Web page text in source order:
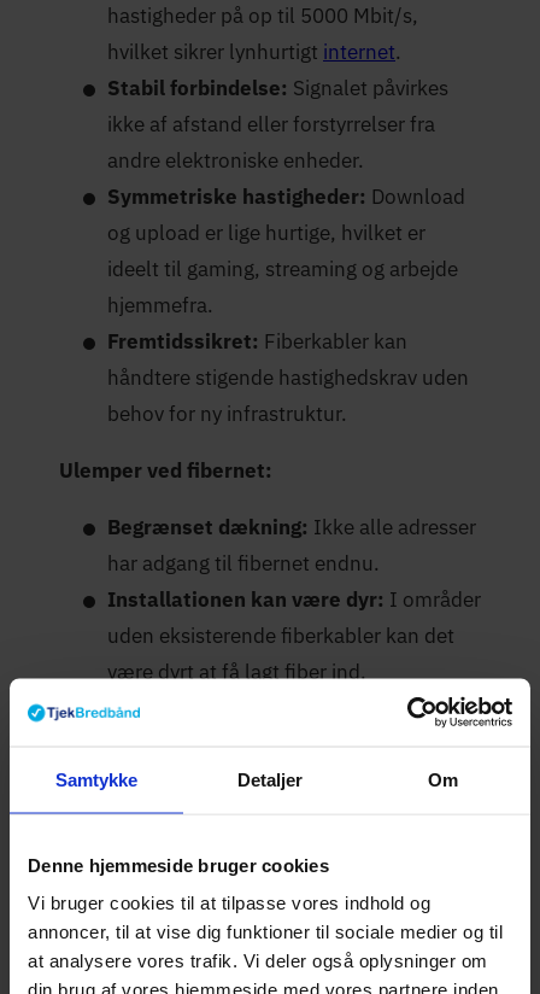
Samtykke Detaljer Om
Denne hjemmeside bruger cookies
Vi bruger cookies til at tilpasse vores indhold og
annoncer, til at vise dig funktioner til sociale medier og til
at analysere vores trafik. Vi deler også oplysninger om
din brug af vores hjemmeside med vores partnere inden
hastigheder på op til 5000 Mbit/s,
hvilket sikrer lynhurtigt internet.
Stabil forbindelse: Signalet påvirkes
ikke af afstand eller forstyrrelser fra
andre elektroniske enheder.
Symmetriske hastigheder: Download
og upload er lige hurtige, hvilket er
ideelt til gaming, streaming og arbejde
hjemmefra.
Fremtidssikret: Fiberkabler kan
håndtere stigende hastighedskrav uden
behov for ny infrastruktur.
Ulemper ved fibernet:
Begrænset dækning: Ikke alle adresser
har adgang til fibernet endnu.
Installationen kan være dyr: I områder
uden eksisterende fiberkabler kan det
være dyrt at få lagt fiber ind.
Afhængig af fiberudbyderen:
Du er
fibernettet i dit område, medmindre der
er åbent netværk.
Hvilke fibernet udbydere
findes der i Danmark?